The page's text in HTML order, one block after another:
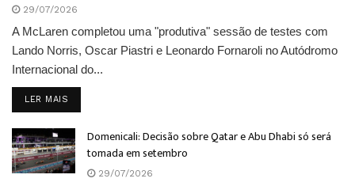
29/07/2026
A McLaren completou uma "produtiva" sessão de testes com
Lando Norris, Oscar Piastri e Leonardo Fornaroli no Autódromo
Internacional do...
LER MAIS
Domenicali: Decisão sobre Qatar e Abu Dhabi só será
tomada em setembro
29/07/2026